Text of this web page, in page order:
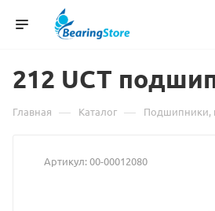
212 Материал
о
212
UCT
Главная — Каталог — Подшипники,
Артикул:00-00012080